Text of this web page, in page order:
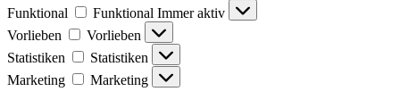
Funktional Funktional Immer aktiv
Vorlieben
Vorlieben
Statistiken
Statistiken
Marketing
Marketing